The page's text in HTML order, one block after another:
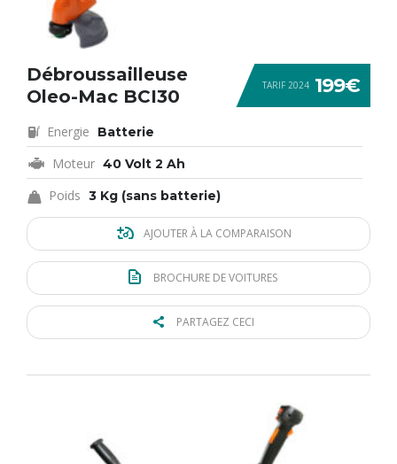
TARIF 2024 199€
Débroussailleuse
Oleo-Mac BCI30
Energie Batterie
Moteur 40 Volt 2 Ah
Poids 3 Kg (sans batterie)
AJOUTER À LA COMPARAISON
BROCHURE DE VOITURES
PARTAGEZ CECI